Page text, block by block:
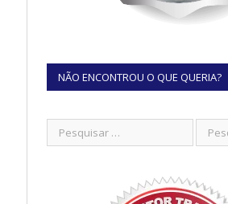
NÃO ENCONTROU O QUE QUERIA?